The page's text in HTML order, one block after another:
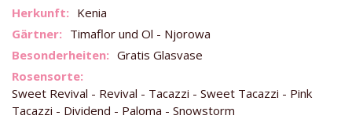
Kenia
Timaflor und Ol - Njorowa
Gratis Glasvase
Sweet Revival - Revival - Tacazzi - Sweet Tacazzi - Pink
Tacazzi - Dividend - Paloma - Snowstorm